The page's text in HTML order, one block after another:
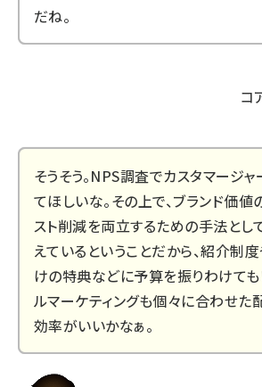
だね。
コ
そうそう。NPS調査でカスタマージ
てほしいな。その上で、ブランド価値
スト削減を両立するための手法とし
えているということだから、紹介制
けの特典などに予算を振りわけても
ルマーケティングも個々に合わせた
効率がいいかなぁ。